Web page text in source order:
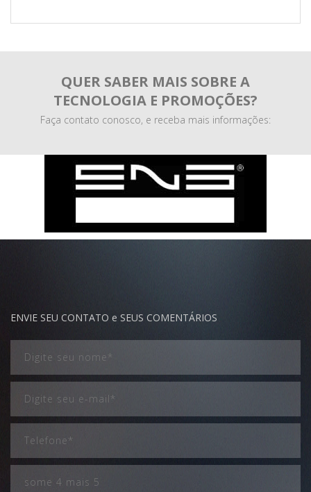
QUER SABER MAIS SOBRE A
TECNOLOGIA E PROMOÇÕES?
Faça contato conosco, e receba mais informações:
ENVIE SEU CONTATO e SEUS COMENTÁRIOS